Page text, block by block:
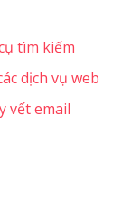
tìm kiếm
dịch vụ web
vết email